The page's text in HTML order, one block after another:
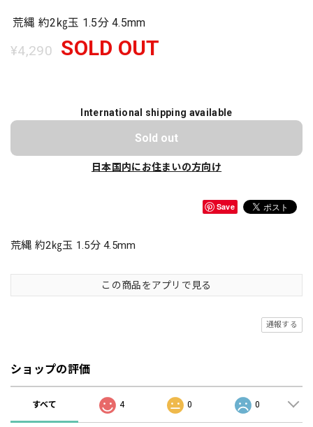
荒縄 約2㎏玉 1.5分 4.5mm
¥4,290 SOLD OUT
International shipping available
Sold out
日本国内にお住まいの方向け
Save
荒縄 約2㎏玉 1.5分 4.5mm
この商品をアプリで見る
通報する
ショップの評価
すべて 4 0 0